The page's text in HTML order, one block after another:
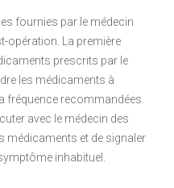
fournies par le médecin
opération. La première
prescrits par le
les médicaments à
fréquence recommandées.
avec le médecin des
médicaments et de signaler
inhabituel.